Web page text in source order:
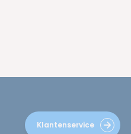
Klantenservice